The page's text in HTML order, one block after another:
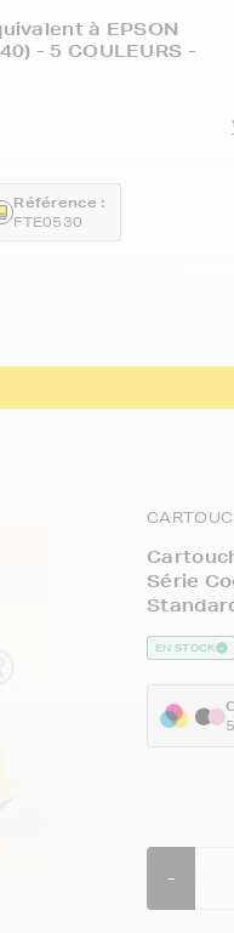
à EPSON
- 5 COULEURS -
Référence :
FTE0530
Série
EN STOCK
-